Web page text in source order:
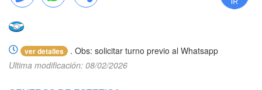
Llamar WhatsApp Compartir
ver detalles
. Obs: solicitar turno previo al Whatsapp
Ultima modificación: 08/02/2026